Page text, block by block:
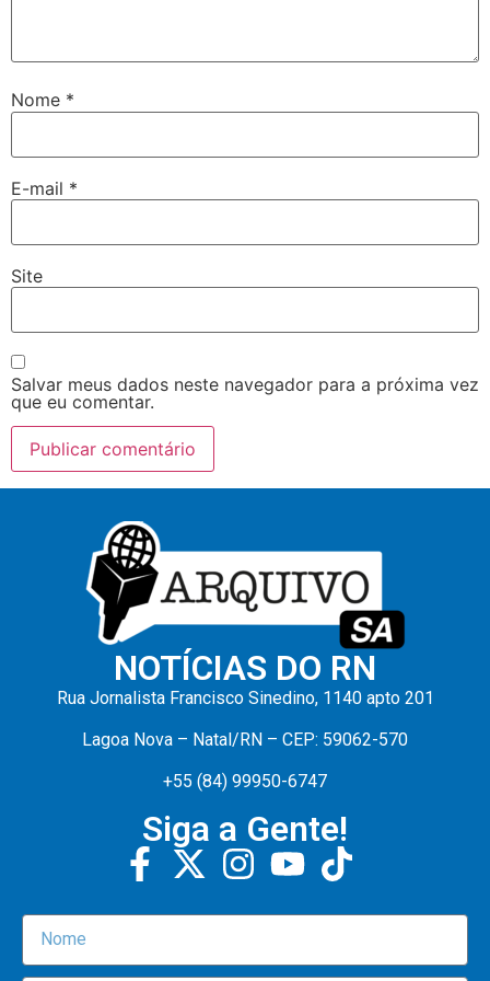
Nome *
E-mail *
Site
Salvar meus dados neste navegador para a próxima vez
que eu comentar.
NOTÍCIAS DO RN
Rua Jornalista Francisco Sinedino, 1140 apto 201
Lagoa Nova – Natal/RN – CEP: 59062-570
+55 (84) 99950-6747
Siga a Gente!